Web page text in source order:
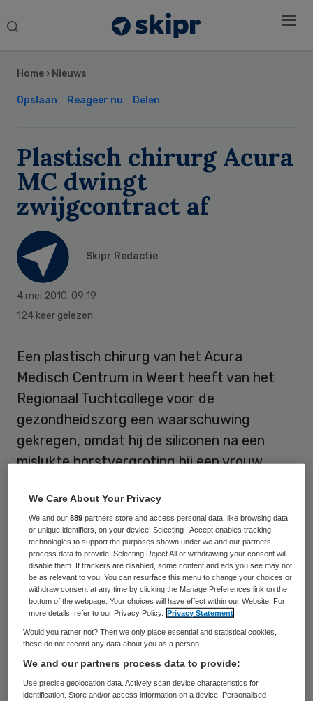
Search
Home › Nieuws
Opslaan Reageer nu Delen
Plastisch chirurg Acura
MC dwingt
zwijgcontract af
Skipr Redactie
4 mei 2010, 09:19
124 keer gelezen
Een plastisch chirurg van het Acura
Medisch Centrum in Weert heeft van het
Regionaal Tuchtcollege voor de
gezondheidszorg een waarschuwing
gekregen, omdat hij de siliconen na een
mislukte borstvergroting bij een vrouw
zwijgcontract tekende.
Overeenkomst
De patiënte moest afzien van juridische
stappen en negatieve publiciteit over de
kliniek, de arts en zijn collega’s, zo stond in
de overeenkomst volgens een uitspraak die
dinsdag is gepubliceerd.
Sidebar
We Care About Your Privacy
We and our889 partners store and access personal data, like browsing data
or unique identifiers, on your device. Selecting I Accept enables tracking
technologies to support the purposes shown under we and our partners
process data to provide. Selecting Reject All or withdrawing your consent will
disable them. If trackers are disabled, some content and ads you see may not
be as relevant to you. You can resurface this menu to change your choices or
withdraw consent at any time by clicking the Manage Preferences link on the
bottom of the webpage. Your choices will have effect within our Website. For
more details, refer to our Privacy Policy.
Privacy Statement
Would you rather not? Then we only place essential and statistical cookies,
these do not record any data about you as a person
We and our partners process data to provide:
Use precise geolocation data. Actively scan device characteristics for
identification. Store and/or access information on a device. Personalised